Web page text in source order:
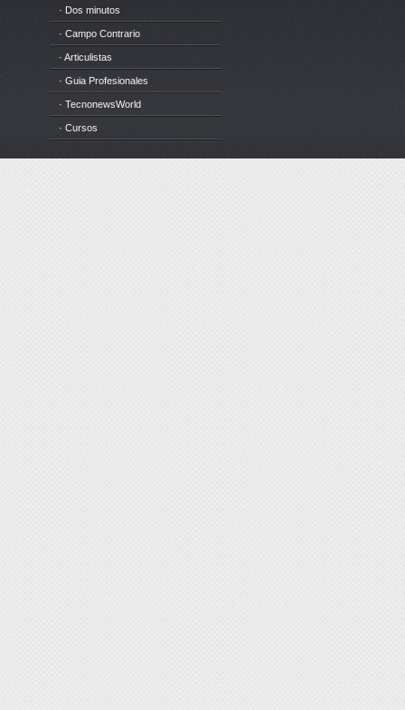
· Dos minutos
· Campo Contrario
· Articulistas
· Guia Profesionales
· TecnonewsWorld
· Cursos